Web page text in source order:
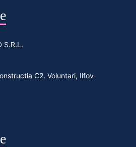
S.R.L.
C2. Voluntari, Ilfov